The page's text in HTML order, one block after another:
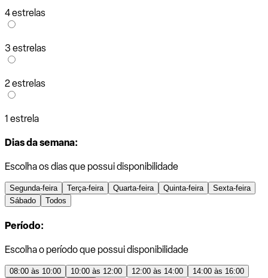
4 estrelas
3 estrelas
2 estrelas
1 estrela
Dias da semana:
Escolha os dias que possui disponibilidade
Segunda-feira Terça-feira Quarta-feira Quinta-feira
Sexta-feira
Sábado
Todos
Período:
Escolha o período que possui disponibilidade
08:00 às 10:00 10:00 às 12:00 12:00 às 14:00
14:00 às 16:00